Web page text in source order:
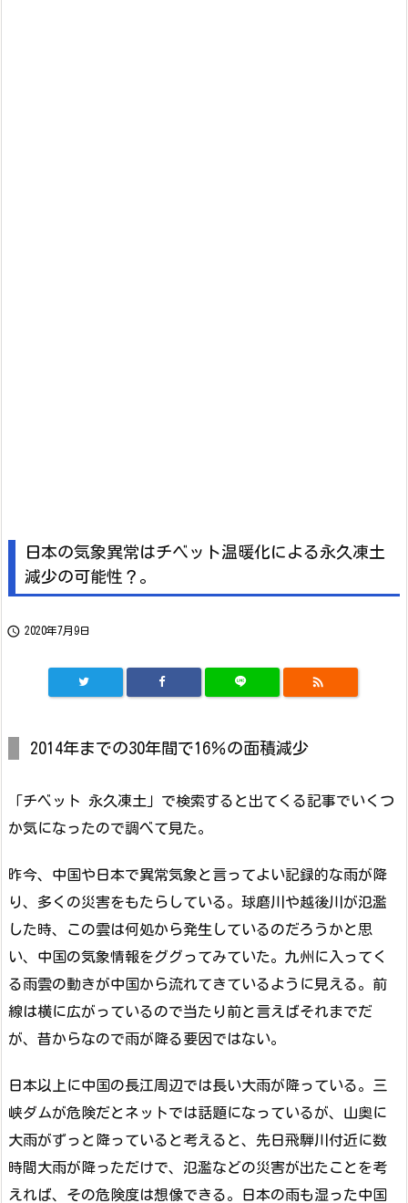
日本の気象異常はチベット温暖化による永久凍土
減少の可能性？。
 2020年7月9日

2014年までの30年間で16％の面積減少
「チベット 永久凍土」で検索すると出てくる記事でいくつ
か気になったので調べて見た。
昨今、中国や日本で異常気象と言ってよい記録的な雨が降
り、多くの災害をもたらしている。球磨川や越後川が氾濫
した時、この雲は何処から発生しているのだろうかと思
い、中国の気象情報をググってみていた。九州に入ってく
る雨雲の動きが中国から流れてきているように見える。前
線は横に広がっているので当たり前と言えばそれまでだ
が、昔からなので雨が降る要因ではない。
日本以上に中国の長江周辺では長い大雨が降っている。三
峡ダムが危険だとネットでは話題になっているが、山奥に
大雨がずっと降っていると考えると、先日飛騨川付近に数
時間大雨が降っただけで、氾濫などの災害が出たことを考
えれば、その危険度は想像できる。日本の雨も湿った中国